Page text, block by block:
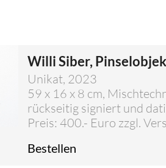
Willi Siber,
Unikat, 2023
59 x 16 x 8 cm,
rückseitig signiert und
Preis: 400.- Euro zzgl.
Bestellen